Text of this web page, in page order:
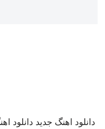
دانلود اهنگ جدید دانلود